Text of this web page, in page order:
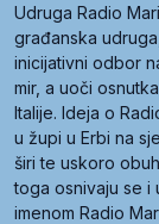
Udruga Radio
građanska
inicijativni odbor
mir, a uoči
Italije. Ideja o
u župi u Erbi na
širi te uskoro
toga osnivaju se i
imenom Radio